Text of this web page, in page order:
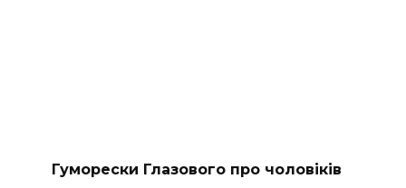
Гуморески Глазового про чоловіків